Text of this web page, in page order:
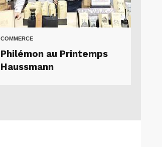
COMMERCE
Philémon au Printemps
Haussmann